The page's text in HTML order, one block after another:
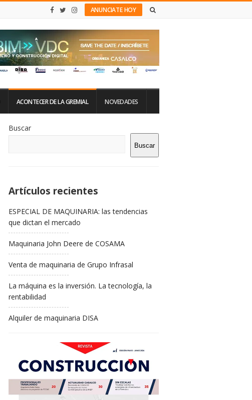
ANUNCIATE HOY
ACONTECER DE LA GREMIAL NOVEDADES
De
La
Buscar
Buscar
Artículos recientes
ESPECIAL DE MAQUINARIA: las tendencias
que dictan el mercado
Maquinaria John Deere de COSAMA
Venta de maquinaria de Grupo Infrasal
La máquina es la inversión. La tecnología, la
rentabilidad
Alquiler de maquinaria DISA